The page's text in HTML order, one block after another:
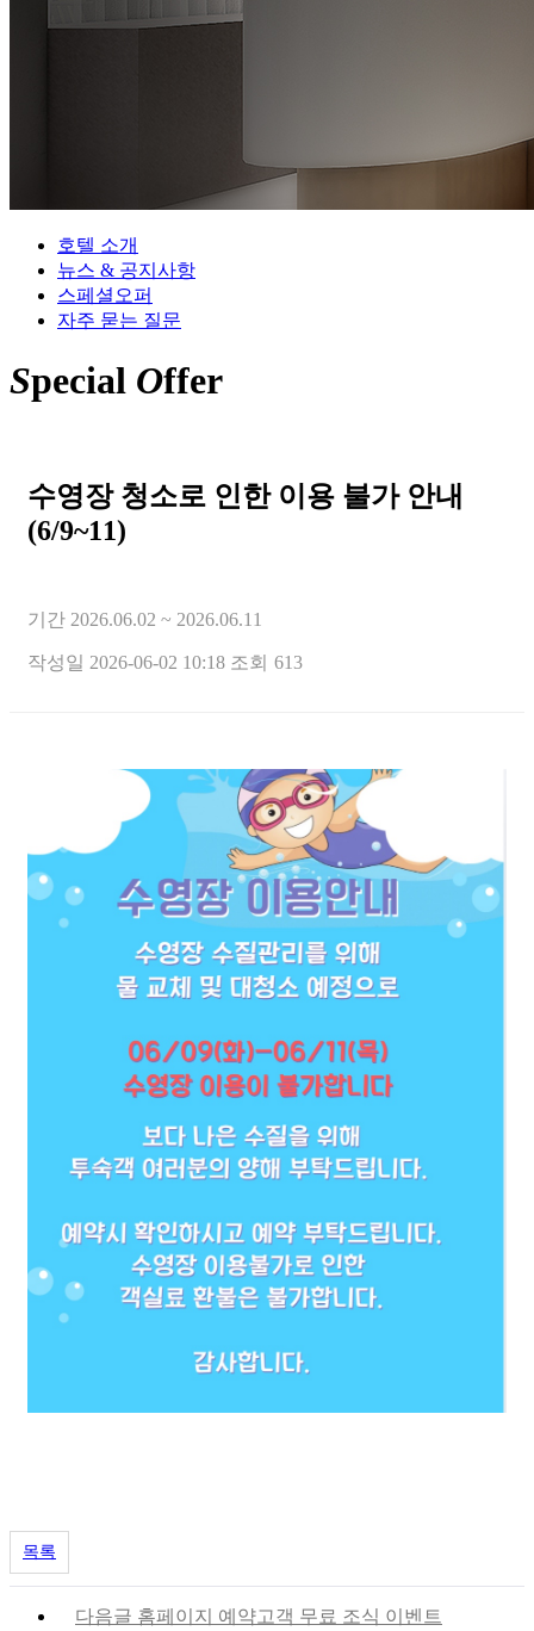
호텔 소개
뉴스 & 공지사항
스페셜오퍼
자주 묻는 질문
Special Offer
수영장 청소로 인한 이용 불가 안내
(6/9~11)
기간 2026.06.02 ~ 2026.06.11
작성일 2026-06-02 10:18 조회 613
목록
다음글 홈페이지 예약고객 무료 조식 이벤트